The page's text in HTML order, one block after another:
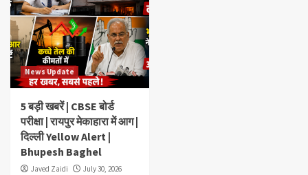
News Update
5 बड़ी खबरें | CBSE बोर्ड
परीक्षा | रायपुर मेकाहारा में आग |
दिल्ली Yellow Alert |
Bhupesh Baghel
Javed Zaidi
July 30, 2026